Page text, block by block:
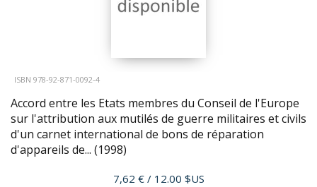
ISBN 978-92-871-0092-4
Accord entre les Etats membres du Conseil de l'Europe
sur l'attribution aux mutilés de guerre militaires et civils
d'un carnet international de bons de réparation
d'appareils de... (1998)
Prix
7,62 € / 12.00 $US